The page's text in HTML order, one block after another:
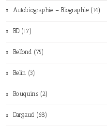
Autobiographie – Biographie (14)
BD (17)
Belfond (75)
Belin (3)
Bouquins (2)
Dargaud (68)